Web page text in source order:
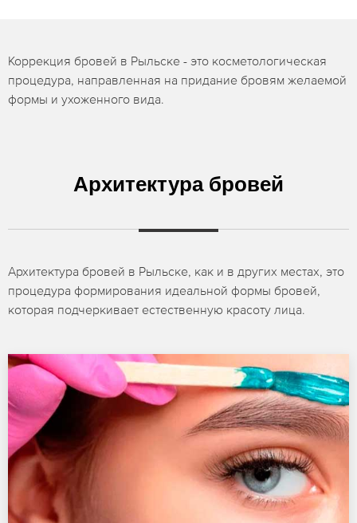
Коррекция бровей в Рыльске - это косметологическая
процедура, направленная на придание бровям желаемой
формы и ухоженного вида.
Архитектура бровей
Архитектура бровей в Рыльске, как и в других местах, это
процедура формирования идеальной формы бровей,
которая подчеркивает естественную красоту лица.